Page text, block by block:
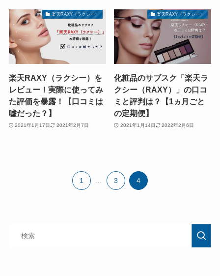
楽天RAXY（ラクシー）
楽天RAXY（ラクシー）を
レビュー！実際に使ってみ
た評価を暴露！【口コミは
嘘だった？】
2021年1月17日 2021年2月7日
楽天RAXY（ラクシー）
化粧品のサブスク「楽天ラ
クシー（RAXY）」の口コ
ミと評判は？【1ヵ月ごと
の定期便】
2021年1月14日 2022年2月6日
1 ... 3 4